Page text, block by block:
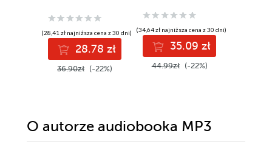
(28,41 zł najniższa cena z 30 dni)
28.78 zł
36.90zł (-22%)
(34,64 zł najniższa cena z 30 dni)
35.09 zł
44.99zł (-22%)
O autorze audiobooka MP3